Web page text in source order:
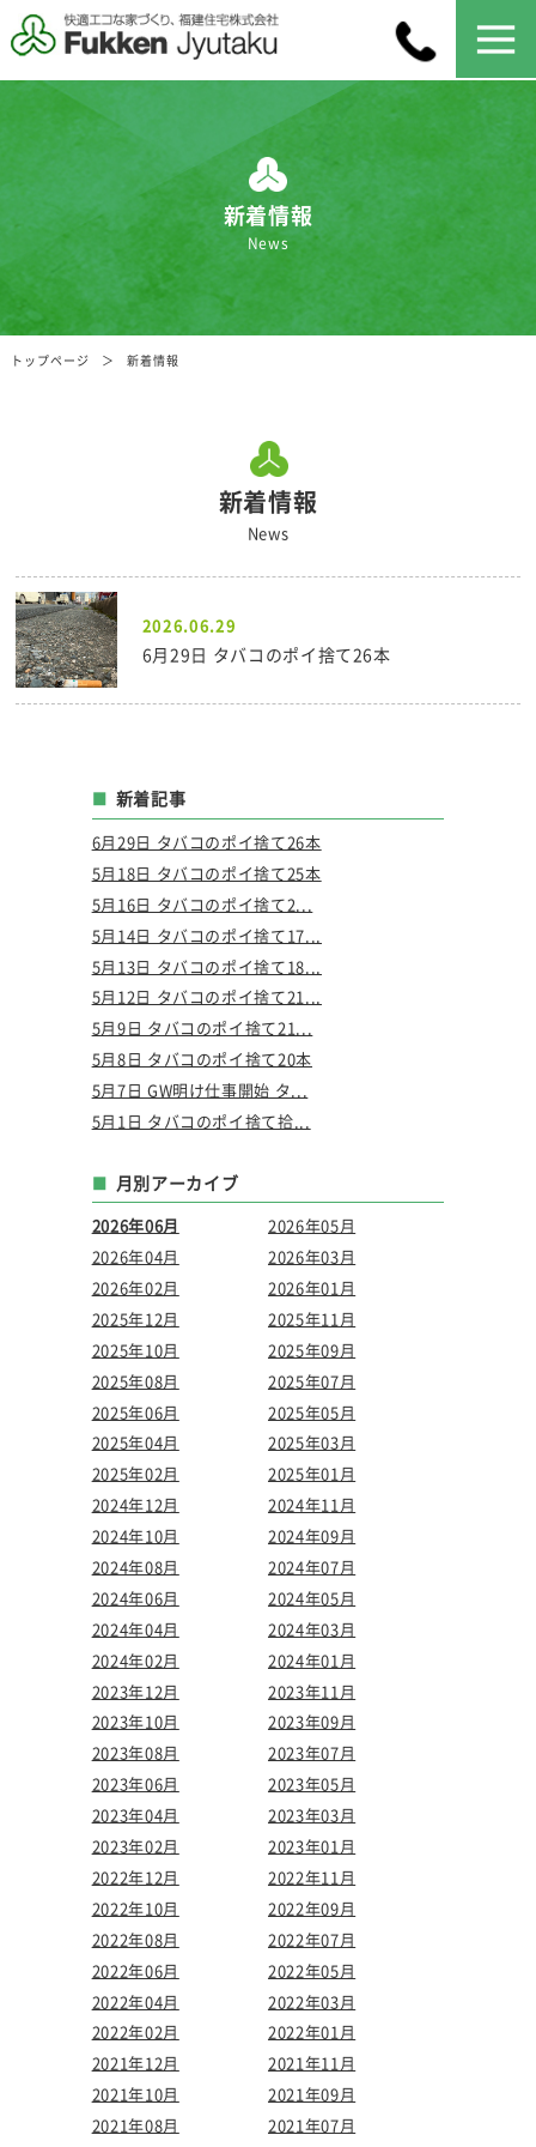
新着情報
News
トップページ 新着情報
新着情報
News
2026.06.29
6月29日 タバコのポイ捨て26本
新着記事
6月29日 タバコのポイ捨て26本
5月18日 タバコのポイ捨て25本
5月16日 タバコのポイ捨て2...
5月14日 タバコのポイ捨て17...
5月13日 タバコのポイ捨て18...
5月12日 タバコのポイ捨て21...
5月9日 タバコのポイ捨て21...
5月8日 タバコのポイ捨て20本
5月7日 GW明け仕事開始 タ...
5月1日 タバコのポイ捨て拾...
月別アーカイブ
2026年06月
2026年05月
2026年04月
2026年03月
2026年02月
2026年01月
2025年12月
2025年11月
2025年10月
2025年09月
2025年08月
2025年07月
2025年06月
2025年05月
2025年04月
2025年03月
2025年02月
2025年01月
2024年12月
2024年11月
2024年10月
2024年09月
2024年08月
2024年07月
2024年06月
2024年05月
2024年04月
2024年03月
2024年02月
2024年01月
2023年12月
2023年11月
2023年10月
2023年09月
2023年08月
2023年07月
2023年06月
2023年05月
2023年04月
2023年03月
2023年02月
2023年01月
2022年12月
2022年11月
2022年10月
2022年09月
2022年08月
2022年07月
2022年06月
2022年05月
2022年04月
2022年03月
2022年02月
2022年01月
2021年12月
2021年11月
2021年10月
2021年09月
2021年08月
2021年07月